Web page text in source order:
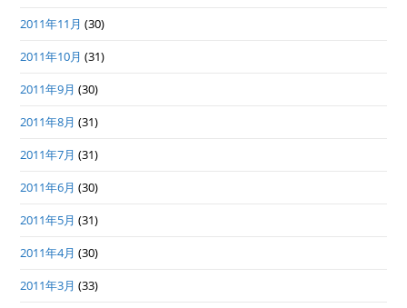
2011年11月 (30)
2011年10月 (31)
2011年9月 (30)
2011年8月 (31)
2011年7月 (31)
2011年6月 (30)
2011年5月 (31)
2011年4月 (30)
2011年3月 (33)